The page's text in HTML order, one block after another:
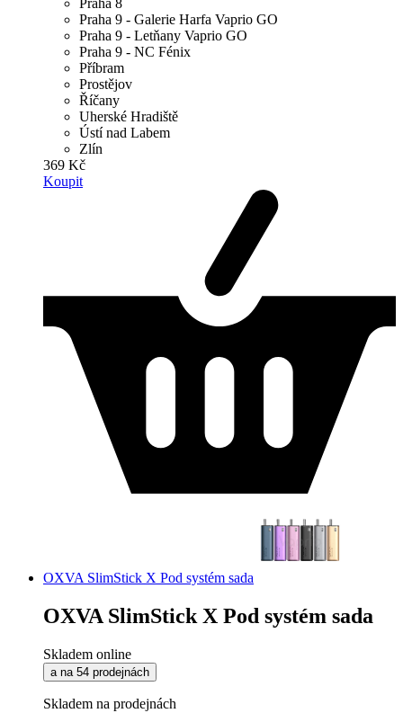
Praha 9 - Galerie Harfa Vaprio GO
Praha 9 - Letňany Vaprio GO
Praha 9 - NC Fénix
Příbram
Prostějov
Říčany
Uherské Hradiště
Ústí nad Labem
Zlín
369 Kč
Koupit
OXVA SlimStick X Pod systém sada
OXVA SlimStick X Pod systém sada
Skladem online
a na 54 prodejnách
Skladem na prodejnách